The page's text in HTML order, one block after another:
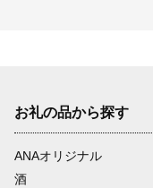
お礼の品から探す
ANAオリジナル
酒